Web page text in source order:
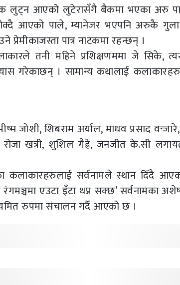
लुट्न आएको लुटेरासँगै बैकमा भएका अरु
आएको पाले, म्यानेजर भएपनि अरुकै
पात्र नाटकमा रहन्छन् ।
तनी महिने प्रशिक्षणममा जे सिके,
गरेकाछन् । सामान्य कथालाई
जोशी, शिबराम अर्याल, माधव प्रसाद
रोजा खत्री, शुशिल गैह्रे, जनजीत के.सी
कलाकारहरुलाई सर्वनामले स्थान दिँदै
एउटा इँटा थप्न सक्छ’ सर्वनामका
रुपमा संचालन गर्दै आएको छ ।